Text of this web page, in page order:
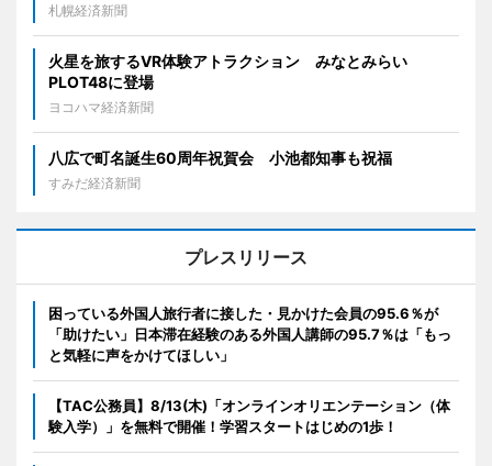
札幌経済新聞
火星を旅するVR体験アトラクション みなとみらい
PLOT48に登場
ヨコハマ経済新聞
八広で町名誕生60周年祝賀会 小池都知事も祝福
すみだ経済新聞
プレスリリース
困っている外国人旅行者に接した・見かけた会員の95.6％が
「助けたい」日本滞在経験のある外国人講師の95.7％は「もっ
と気軽に声をかけてほしい」
【TAC公務員】8/13(木)「オンラインオリエンテーション（体
験入学）」を無料で開催！学習スタートはじめの1歩！